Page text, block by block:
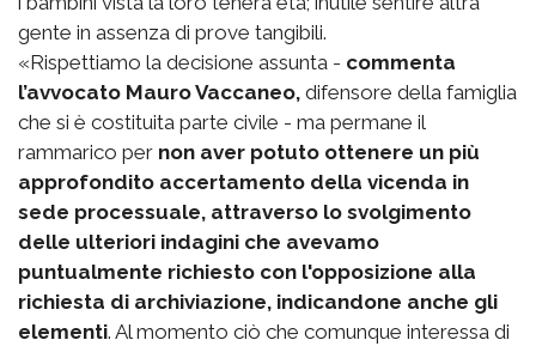
gente in assenza di prove tangibili.
«Rispettiamo la decisione assunta - commenta
l’avvocato Mauro Vaccaneo, difensore della famiglia
che si è costituita parte civile - ma permane il
rammarico per non aver potuto ottenere un più
approfondito accertamento della vicenda in
sede processuale, attraverso lo svolgimento
delle ulteriori indagini che avevamo
puntualmente richiesto con l'opposizione alla
richiesta di archiviazione, indicandone anche gli
elementi. Al momento ciò che comunque interessa di